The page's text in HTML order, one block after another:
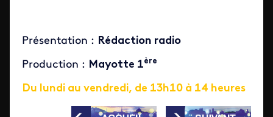
Présentation : Rédaction radio
Production : Mayotte 1ère
Du lundi au vendredi, de 13h10 à 14 heures